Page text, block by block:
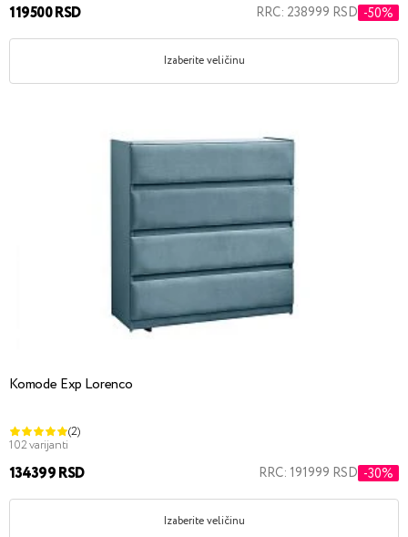
119500 RSD RRC: 238999 RSD -50%
Izaberite veličinu
Komode Exp Lorenco
(2)
102 varijanti
134399 RSD RRC: 191999 RSD -30%
Izaberite veličinu